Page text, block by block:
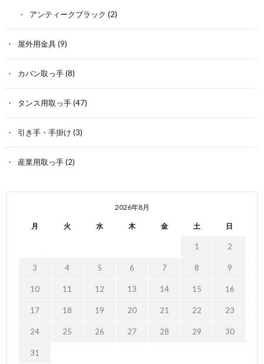
アンティークブラック (2)
屋外用金具(9)
カバン取っ手(8)
タンス用取っ手(47)
引き手・手掛け (3)
産業用取っ手(2)
2026年8月
月 火 水 木 金 土 日
1 2
3 4 5 6 7 8 9
10 11 12 13 14 15 16
17 18 19 20 21 22 23
24 25 26 27 28 29 30
31